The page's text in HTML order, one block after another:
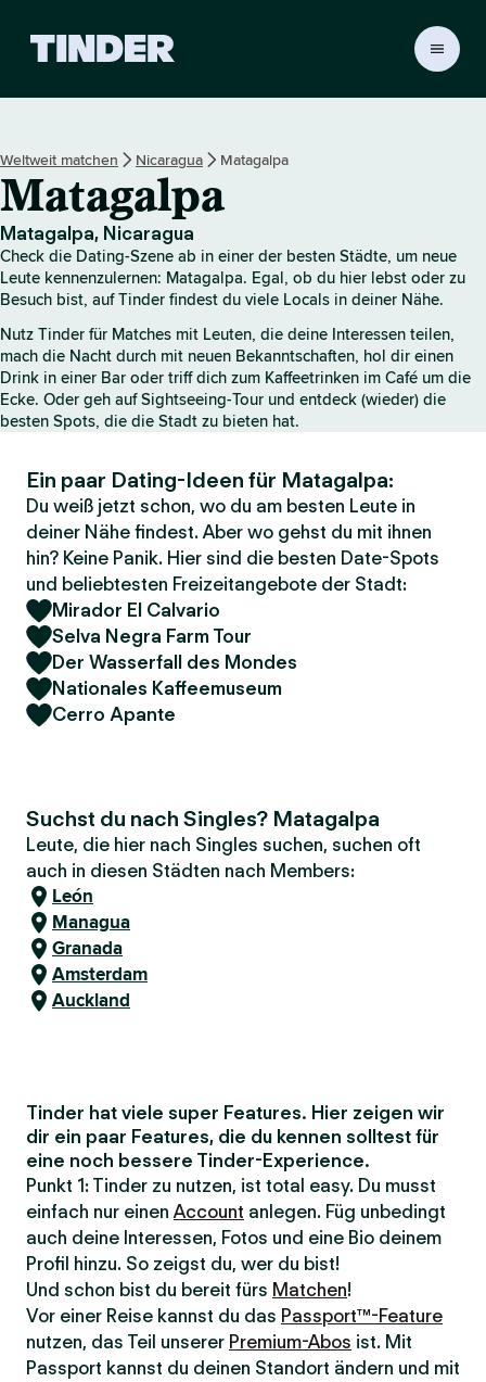
r
-
S
t
a
r
t
e
i
t
e
Weltweit matchen Nicaragua Matagalpa
Matagalpa
Matagalpa, Nicaragua
Check die Dating-Szene ab in einer der besten Städte, um neue
Leute kennenzulernen: Matagalpa. Egal, ob du hier lebst oder zu
Besuch bist, auf Tinder findest du viele Locals in deiner Nähe.
Nutz Tinder für Matches mit Leuten, die deine Interessen teilen,
mach die Nacht durch mit neuen Bekanntschaften, hol dir einen
Drink in einer Bar oder triff dich zum Kaffeetrinken im Café um die
Ecke. Oder geh auf Sightseeing-Tour und entdeck (wieder) die
besten Spots, die die Stadt zu bieten hat.
Ein paar Dating-Ideen für Matagalpa:
Du weiß jetzt schon, wo du am besten Leute in
deiner Nähe findest. Aber wo gehst du mit ihnen
hin? Keine Panik. Hier sind die besten Date-Spots
und beliebtesten Freizeitangebote der Stadt:
Mirador El Calvario
Selva Negra Farm Tour
Der Wasserfall des Mondes
Nationales Kaffeemuseum
Cerro Apante
Suchst du nach Singles? Matagalpa
Leute, die hier nach Singles suchen, suchen oft
auch in diesen Städten nach Members:
León
Managua
Granada
Amsterdam
Auckland
Tinder hat viele super Features. Hier zeigen wir
dir ein paar Features, die du kennen solltest für
eine noch bessere Tinder-Experience.
Punkt 1: Tinder zu nutzen, ist total easy. Du musst
einfach nur einenAccount anlegen. Füg unbedingt
auch deine Interessen, Fotos und eine Bio deinem
Profil hinzu. So zeigst du, wer du bist!
Und schon bist du bereit fürs Matchen!
Vor einer Reise kannst du das Passport™-Feature
nutzen, das Teil unserer Premium-Abos ist. Mit
Passport kannst du deinen Standort ändern und mit